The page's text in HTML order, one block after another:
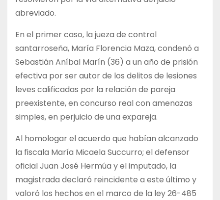
abreviado.
En el primer caso, la jueza de control
santarroseña, María Florencia Maza, condenó a
Sebastián Aníbal Marín (36) a un año de prisión
efectiva por ser autor de los delitos de lesiones
leves calificadas por la relación de pareja
preexistente, en concurso real con amenazas
simples, en perjuicio de una expareja.
Al homologar el acuerdo que habían alcanzado
la fiscala María Micaela Succurro; el defensor
oficial Juan José Hermúa y el imputado, la
magistrada declaró reincidente a este último y
valoró los hechos en el marco de la ley 26-485